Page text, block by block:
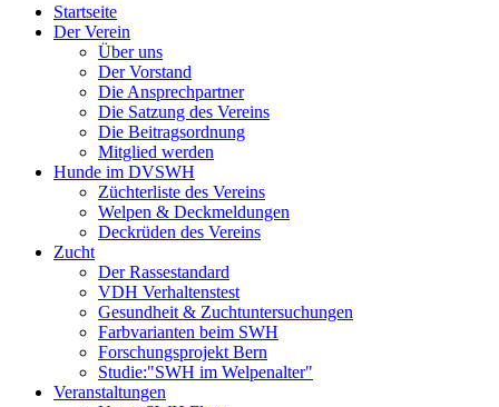
Startseite
Der Verein
Über uns
Der Vorstand
Die Ansprechpartner
Die Satzung des Vereins
Die Beitragsordnung
Mitglied werden
Hunde im DVSWH
Züchterliste des Vereins
Welpen & Deckmeldungen
Deckrüden des Vereins
Zucht
Der Rassestandard
VDH Verhaltenstest
Gesundheit & Zuchtuntersuchungen
Farbvarianten beim SWH
Forschungsprojekt Bern
Studie:"SWH im Welpenalter"
Veranstaltungen